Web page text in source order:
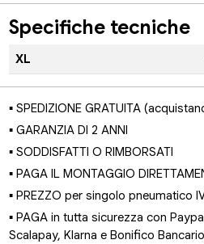
Specifiche tecniche
XL
▪ SPEDIZIONE GRATUITA
▪ GARANZIA DI 2 ANNI
▪ SODDISFATTI O RIMBORSATI
▪ PAGA IL MONTAGGIO
▪ PREZZO per singolo pneumatico
▪ PAGA in tutta sicurezza con
Scalapay, Klarna e Bonifico Bancario